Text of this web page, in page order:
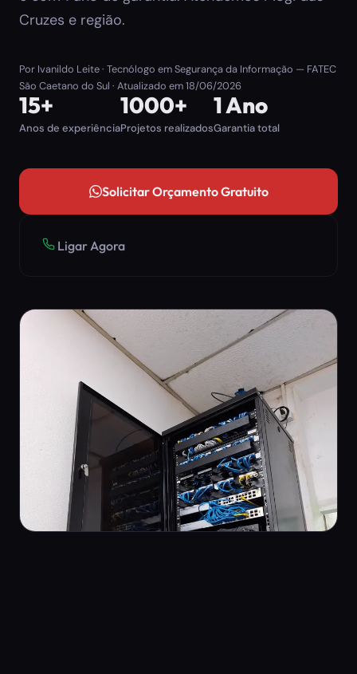
Cruzes e região.
Por Ivanildo Leite· Tecnólogo em Segurança da Informação — FATEC
São Caetano do Sul · Atualizado em18/06/2026
15+
Anos de experiência
1000+
Projetos realizados
1 Ano
Garantia total
Solicitar Orçamento Gratuito
Ligar Agora